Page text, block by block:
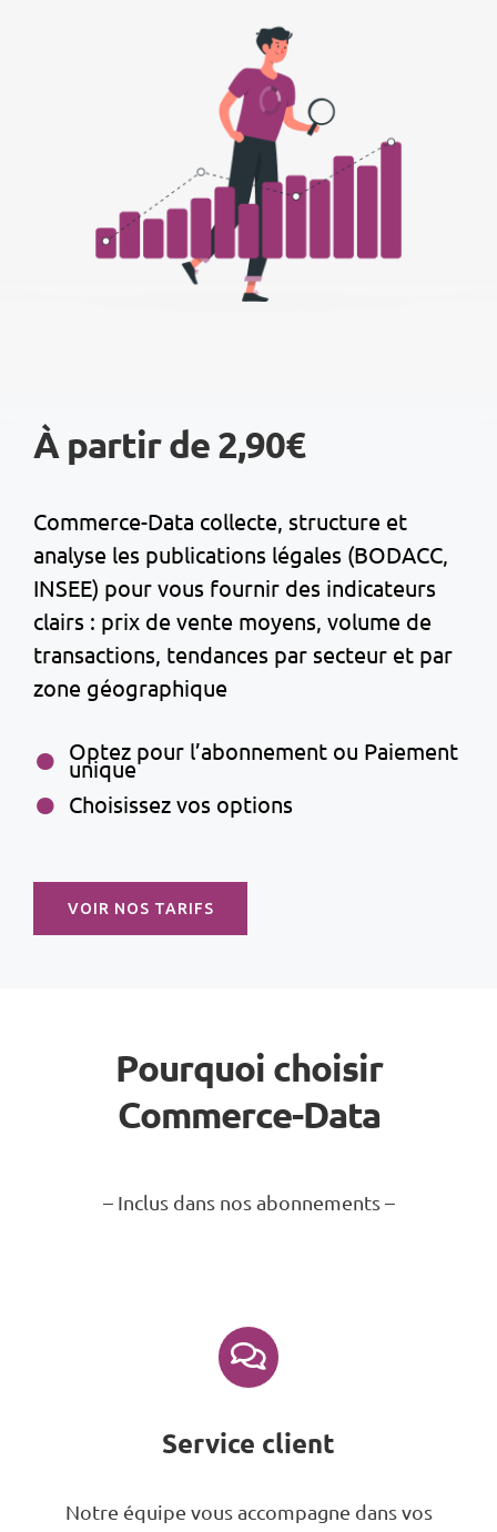
À partir de 2,90€
Commerce-Data collecte, structure et
analyse les publications légales (BODACC,
INSEE) pour vous fournir des indicateurs
clairs : prix de vente moyens, volume de
transactions, tendances par secteur et par
zone géographique
Optez pour l’abonnement ou Paiement
unique
Choisissez vos options
VOIR NOS TARIFS
Pourquoi choisir
Commerce-Data
– Inclus dans nos abonnements –
Service client
Notre équipe vous accompagne dans vos